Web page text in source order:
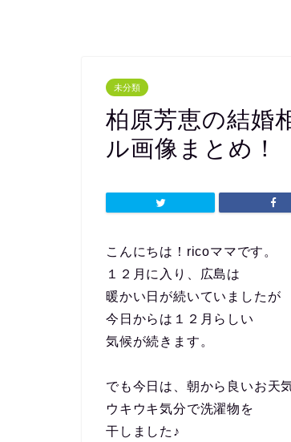
未分類
柏原芳恵の結婚
ル画像まとめ！
こんにちは！ricoママです。
１２月に入り、広島は
暖かい日が続いていましたが
今日からは１２月らしい
気候が続きます。
でも今日は、朝から良いお天
ウキウキ気分で洗濯物を
干しました♪